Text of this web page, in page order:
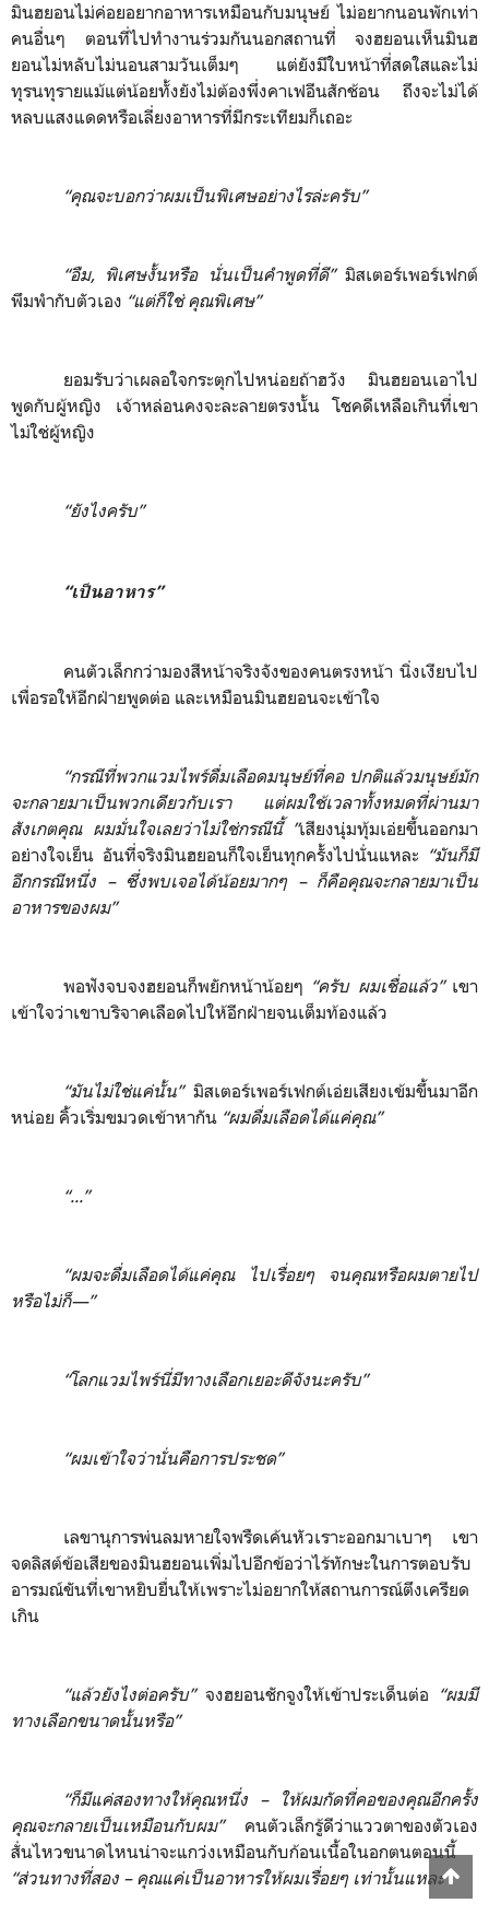
มินฮยอนไม่ค่อยอยากอาหารเหมือนกับมนุษย์ ไม่อยากนอนพักเท่า
คนอื่นๆ ตอนที่ไปทำงานร่วมกันนอกสถานที่ จงฮยอนเห็นมินฮ
ยอนไม่หลับไม่นอนสามวันเต็มๆ แต่ยังมีใบหน้าที่สดใสและไม่
ทุรนทุรายแม้แต่น้อยทั้งยังไม่ต้องพึ่งคาเฟอีนสักช้อน ถึงจะไม่ได้
หลบแสงแดดหรือเลี่ยงอาหารที่มีกระเทียมก็เถอะ
“คุณจะบอกว่าผมเป็นพิเศษอย่างไรล่ะครับ”
“อืม, พิเศษงั้นหรือ นั่นเป็นคำพูดที่ดี”มิสเตอร์เพอร์เฟกต์
พึมพำกับตัวเอง “แต่ก็ใช่ คุณพิเศษ”
ยอมรับว่าเผลอใจกระตุกไปหน่อยถ้าฮวัง มินฮยอนเอาไป
พูดกับผู้หญิง เจ้าหล่อนคงจะละลายตรงนั้น โชคดีเหลือเกินที่เขา
ไม่ใช่ผู้หญิง
“ยังไงครับ”
“เป็นอาหาร”
คนตัวเล็กกว่ามองสีหน้าจริงจังของคนตรงหน้า นิ่งเงียบไป
เพื่อรอให้อีกฝ่ายพูดต่อ และเหมือนมินฮยอนจะเข้าใจ
“กรณีที่พวกแวมไพร์ดื่มเลือดมนุษย์ที่คอ ปกติแล้วมนุษย์มัก
จะกลายมาเป็นพวกเดียวกับเรา แต่ผมใช้เวลาทั้งหมดที่ผ่านมา
สังเกตคุณ ผมมั่นใจเลยว่าไม่ใช่กรณีนี้ ”เสียงนุ่มทุ้มเอ่ยขึ้นออกมา
อย่างใจเย็น อันที่จริงมินฮยอนก็ใจเย็นทุกครั้งไปนั่นแหละ “มันก็มี
อีกกรณีหนึ่ง – ซึ่งพบเจอได้น้อยมากๆ – ก็คือคุณจะกลายมาเป็น
อาหารของผม”
พอฟังจบจงฮยอนก็พยักหน้าน้อยๆ “ครับ ผมเชื่อแล้ว”เขา
เข้าใจว่าเขาบริจาคเลือดไปให้อีกฝ่ายจนเต็มท้องแล้ว
“มันไม่ใช่แค่นั้น” มิสเตอร์เพอร์เฟกต์เอ่ยเสียงเข้มขึ้นมาอีก
หน่อย คิ้วเริ่มขมวดเข้าหากัน “ผมดื่มเลือดได้แค่คุณ”
“...”
“ผมจะดื่มเลือดได้แค่คุณ ไปเรื่อยๆ จนคุณหรือผมตายไป
หรือไม่ก็—”
“โลกแวมไพร์นี่มีทางเลือกเยอะดีจังนะครับ”
“ผมเข้าใจว่านั่นคือการประชด”
เลขานุการพ่นลมหายใจพรืดเค้นหัวเราะออกมาเบาๆ เขา
จดลิสต์ข้อเสียของมินฮยอนเพิ่มไปอีกข้อว่าไร้ทักษะในการตอบรับ
อารมณ์ขันที่เขาหยิบยื่นให้เพราะไม่อยากให้สถานการณ์ตึงเครียด
เกิน
“แล้วยังไงต่อครับ” จงฮยอนชักจูงให้เข้าประเด็นต่อ “ผมมี
ทางเลือกขนาดนั้นหรือ”
“ก็มีแค่สองทางให้คุณหนึ่ง – ให้ผมกัดที่คอของคุณอีกครั้ง
คุณจะกลายเป็นเหมือนกับผม” คนตัวเล็กรู้ดีว่าแววตาของตัวเอง
สั่นไหวขนาดไหนน่าจะแกว่งเหมือนกับก้อนเนื้อในอกตนตอนนี้
“ส่วนทางที่สอง – คุณแค่เป็นอาหารให้ผมเรื่อยๆ เท่านั้นแหละ”